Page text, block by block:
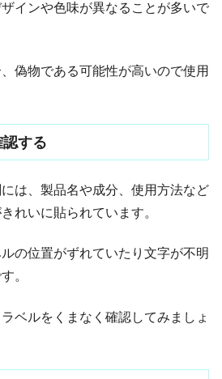
インや色味が異なることが多いで
偽物である可能性が高いので使用
する
は、製品名や成分、使用方法など
れいに貼られています。
の位置がずれていたり文字が不明
。
ベルをくまなく確認してみましょ